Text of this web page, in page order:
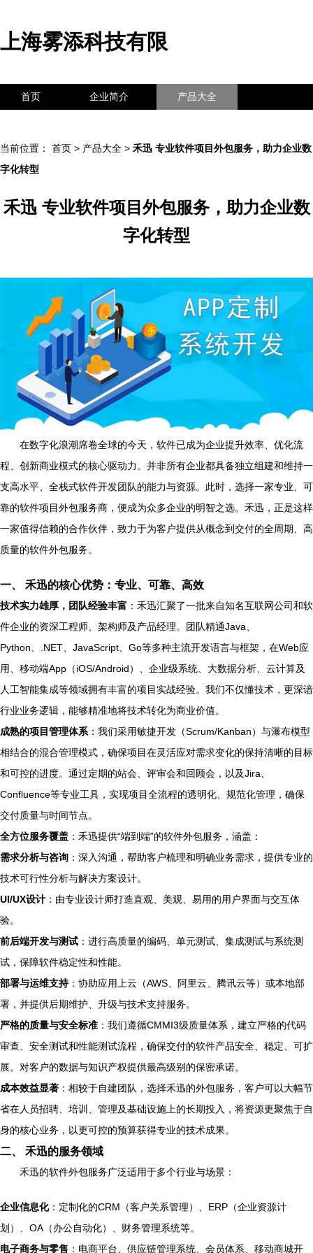
上海雾添科技有限
首页 企业简介 产品大全
当前位置： 首页 > 产品大全 > 禾迅 专业软件项目外包服务，助力企业数
字化转型
禾迅 专业软件项目外包服务，助力企业数
字化转型
在数字化浪潮席卷全球的今天，软件已成为企业提升效率、优化流
程、创新商业模式的核心驱动力。并非所有企业都具备独立组建和维持一
支高水平、全栈式软件开发团队的能力与资源。此时，选择一家专业、可
靠的软件项目外包服务商，便成为众多企业的明智之选。禾迅，正是这样
一家值得信赖的合作伙伴，致力于为客户提供从概念到交付的全周期、高
质量的软件外包服务。
一、 禾迅的核心优势：专业、可靠、高效
技术实力雄厚，团队经验丰富 ：禾迅汇聚了一批来自知名互联网公司和软
件企业的资深工程师、架构师及产品经理。团队精通Java、
Python、.NET、JavaScript、Go等多种主流开发语言与框架，在Web应
用、移动端App（iOS/Android）、企业级系统、大数据分析、云计算及
人工智能集成等领域拥有丰富的项目实战经验。我们不仅懂技术，更深谙
行业业务逻辑，能够精准地将技术转化为商业价值。
成熟的项目管理体系 ：我们采用敏捷开发（Scrum/Kanban）与瀑布模型
相结合的混合管理模式，确保项目在灵活应对需求变化的保持清晰的目标
和可控的进度。通过定期的站会、评审会和回顾会，以及Jira、
Confluence等专业工具，实现项目全流程的透明化、规范化管理，确保
交付质量与时间节点。
全方位服务覆盖 ：禾迅提供“端到端”的软件外包服务，涵盖：
需求分析与咨询 ：深入沟通，帮助客户梳理和明确业务需求，提供专业的
技术可行性分析与解决方案设计。
UI/UX设计 ：由专业设计师打造直观、美观、易用的用户界面与交互体
验。
前后端开发与测试 ：进行高质量的编码、单元测试、集成测试与系统测
试，保障软件稳定性和性能。
部署与运维支持：协助应用上云（AWS、阿里云、腾讯云等）或本地部
署，并提供后期维护、升级与技术支持服务。
严格的质量与安全标准 ：我们遵循CMMI3级质量体系，建立严格的代码
审查、安全测试和性能测试流程，确保交付的软件产品安全、稳定、可扩
展。对客户的数据与知识产权提供最高级别的保密承诺。
成本效益显著 ：相较于自建团队，选择禾迅的外包服务，客户可以大幅节
省在人员招聘、培训、管理及基础设施上的长期投入，将资源更聚焦于自
身的核心业务，以更可控的预算获得专业的技术成果。
二、 禾迅的服务领域
禾迅的软件外包服务广泛适用于多个行业与场景：
企业信息化：定制化的CRM（客户关系管理）、ERP（企业资源计
划）、OA（办公自动化）、财务管理系统等。
电子商务与零售 ：电商平台、供应链管理系统、会员体系、移动商城开